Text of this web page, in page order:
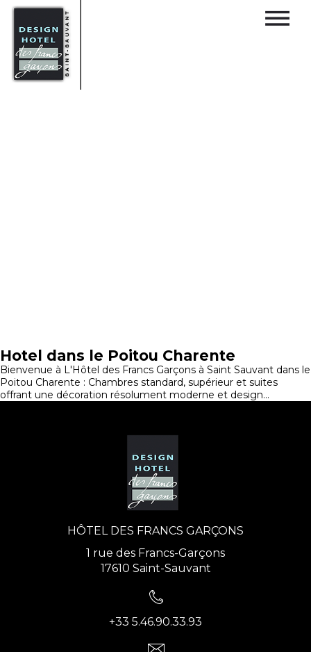
Hotel dans le Poitou Charente
Bienvenue à L'Hôtel des Francs Garçons à Saint Sauvant dans le
Poitou Charente : Chambres standard, supérieur et suites
offrant une décoration résolument moderne et design...
HÔTEL DES FRANCS GARÇONS
1 rue des Francs-Garçons
17610 Saint-Sauvant
+33 5.46.90.33.93